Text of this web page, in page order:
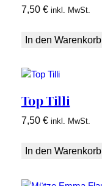
7,50 € inkl. MwSt.
In den Warenkorb
Top Tilli
7,50 € inkl. MwSt.
In den Warenkorb